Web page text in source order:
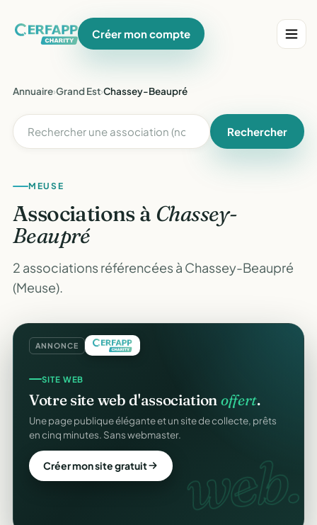
Créer mon compte
Annuaire›Grand Est›Chassey-Beaupré
Rechercher
MEUSE
Associations à Chassey-
Beaupré
2 associations référencées à Chassey-Beaupré
(Meuse).
ANNONCE
web.
SITE WEB
Votre site web d'association offert.
Une page publique élégante et un site de collecte, prêts
en cinq minutes. Sans webmaster.
Créer mon site gratuit